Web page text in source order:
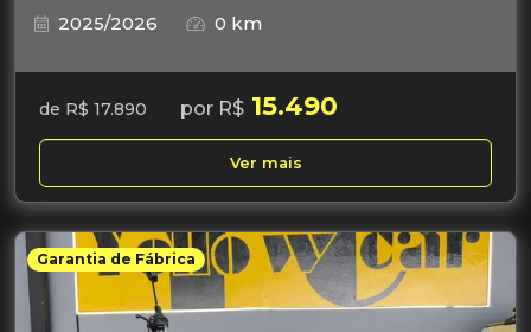
2025/2026
0 km
de R$ 17.890 por R$ 15.490
Ver mais
Garantia de Fábrica